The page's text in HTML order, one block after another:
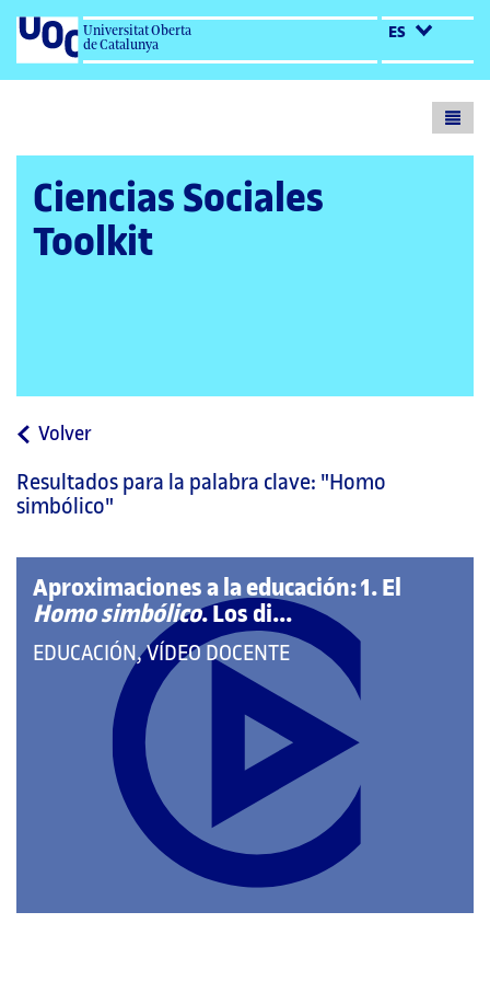
Universitat Oberta
de Catalunya
ES
Ciencias Sociales
Toolkit
Volvera
página
Resultados para la palabra clave: "Homo
simbólico"
Aproximaciones a la educación: 1. El
Homo simbólico. Los di...
QUE
PERTENECE
CATEGORÍAS:
EDUCACIÓN, VÍDEO DOCENTE